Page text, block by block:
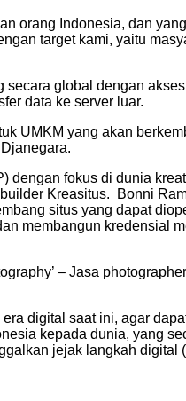
orang Indonesia, dan
target kami, yaitu
global dengan
data ke server luar.
UMKM yang akan
dengan fokus di dunia
Kreasitus. Bonni
situs yang dapat
membangun kredensial
– Jasa
digital saat ini, agar
kepada dunia, yang
jejak langkah digital (